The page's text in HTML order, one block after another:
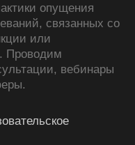
опущения
связанных со
или
Проводим
вебинары